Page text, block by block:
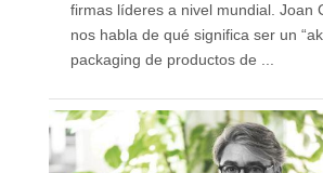
firmas líderes a nivel mundial. Joan
nos habla de qué significa ser un
packaging de productos de ...